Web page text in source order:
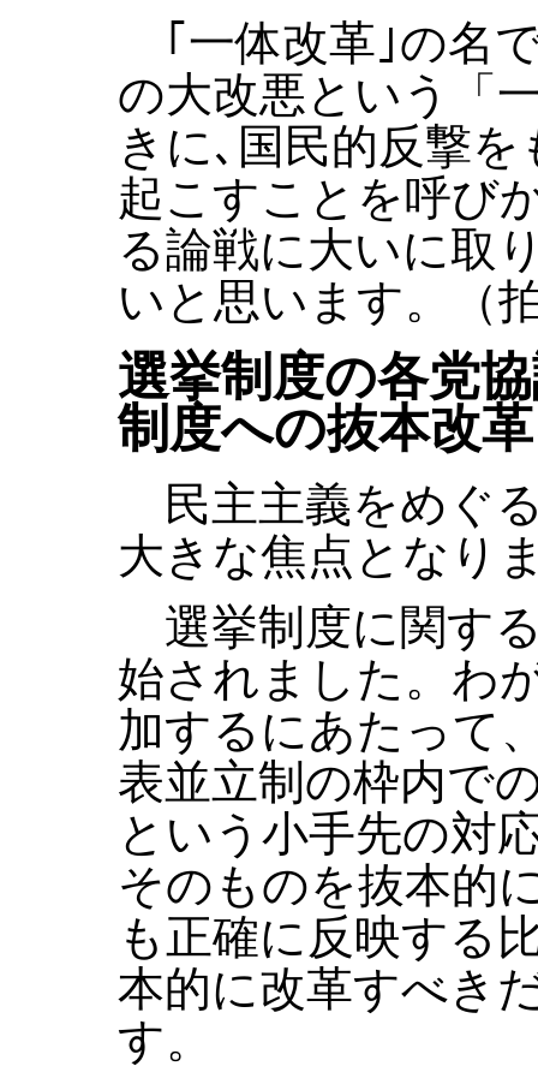
｢一体改革｣の名
の大改悪という「
きに､国民的反撃
起こすことを呼び
る論戦に大いに取
いと思います。（
選挙制度の各党
制度への抜本改
民主主義をめぐ
大きな焦点となり
選挙制度に関す
始されました。わ
加するにあたって
表並立制の枠内で
という小手先の対
そのものを抜本的
も正確に反映する
本的に改革すべき
す。